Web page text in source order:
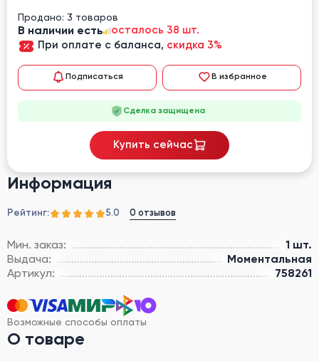
Информация
Рейтинг: 5.0 0 отзывов
Мин. заказ:
1 шт.
Выдача:
Моментальная
Артикул:
758261
Возможные способы оплаты
О товаре
Продано: 3 товаров
В наличии есть
осталось 38 шт.
При оплате с баланса, скидка 3%
Подписаться В избранное
Сделка защищена
Купить сейчас